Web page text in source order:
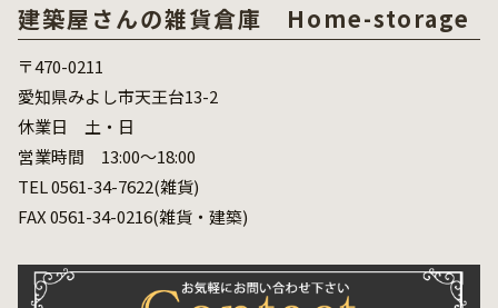
建築屋さんの雑貨倉庫 Home-storage
〒470-0211
愛知県みよし市天王台13-2
休業日 土・日
営業時間 13:00～18:00
TEL 0561-34-7622(雑貨)
FAX 0561-34-0216(雑貨・建築)